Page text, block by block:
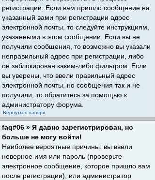
регистрации. Если вам пришло сообщение на
указанный вами при регистрации адрес
электронной почты, то следуйте инструкциям,
указанными в этом сообщении. Если вы не
получили сообщения, то возможно вы указали
неправильный адрес при регистрации, либо
он заблокирован каким-либо фильтром. Если
вы уверены, что ввели правильный адрес
электронной почты, но сообщения так и не
получили, то обратитесь за помощью к
администратору форума.
Вернуться наверх
faq#06 » Я давно зарегистрирован, но
больше не могу войти!
Наиболее вероятные причины: вы ввели
неверное имя или пароль (проверьте
электронное сообщение, которое пришло вам
после регистрации), или администратор